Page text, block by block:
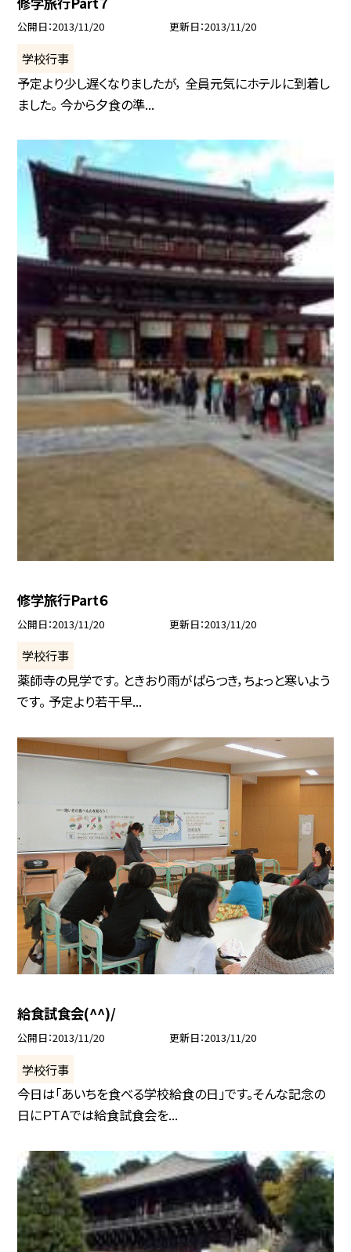
公開日 2013/11/20 更新日 2013/11/20
学校行事
予定より少し遅くなりましたが， 全員元気にホテルに到着し
ました。 今から夕食の準...
修学旅行Part６
公開日 2013/11/20 更新日 2013/11/20
学校行事
薬師寺の見学です。 ときおり雨がぱらつき，ちょっと寒いよう
です。 予定より若干早...
給食試食会(^^)/
公開日 2013/11/20 更新日 2013/11/20
学校行事
今日は「あいちを食べる学校給食の日」です。そんな記念の
日にＰＴＡでは給食試食会を...